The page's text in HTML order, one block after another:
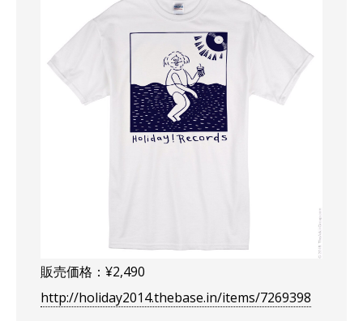
販売価格：¥2,490
http://holiday2014.thebase.in/items/7269398